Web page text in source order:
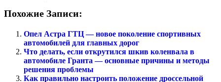
Похожие Записи:
Опел Астра ГТЦ — новое поколение спортивных
автомобилей для главных дорог
Что делать, если открутился шкив коленвала в
автомобиле Гранта — основные причины и методы
решения проблемы
Как правильно настроить положение дроссельной